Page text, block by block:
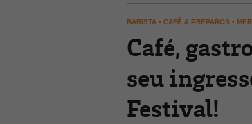
BARISTA • CAFÉ & PREPAROS •
Café,
seu
Festival!